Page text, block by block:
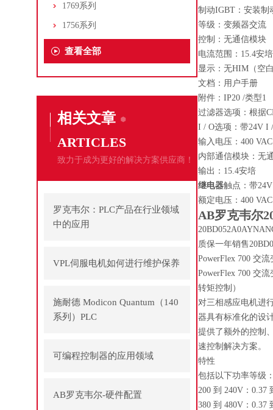
1769系列
1756系列
查看全部
相关文章
ARTICLES
致力于成为更好的解决方案供应商！
罗克韦尔：PLC产品在行业领域
中的应用
VPL伺服电机如何进行维护保养
施耐德 Modicon Quantum（140
系列）PLC
可编程控制器的应用领域
AB罗克韦尔-硬件配置
制动IGBT：安装制
等级：变频器交流
控制：无通信模块
电流范围：15.4安培
显示：无HIM（空
文档：用户手册
附件：IP20 /类型1
过滤器选项：根据
I / O选项：带24V I
输入电压：400
内部通信模块：无
输出：15.4安培
继电器触点：带
额定电压：400
AB罗克韦尔
质保一年销售
PowerFlex 700 交流
PowerFlex 700 交
转矩控制）
对三相感应电机进
器具有标准化的设
提供了额外的控制
速控制解决方案。
特性
包括以下功率等级
200 到 240V：0.37
380 到 480V：0.37